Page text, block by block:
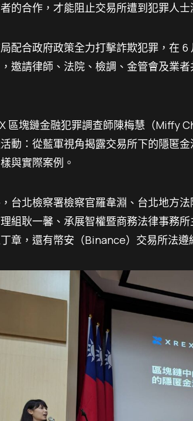
的合作，才能阻止交易所遭到犯罪人
配合政府政策全力打擊詐欺犯罪，在 6
邀請律師、法院、檢調、金管會及業
區塊鏈金融犯罪調查師陳梅慧（Miffy
動：從藍軍視角揭露交易所下的隱匿
與實際案例。
台北檢察署檢察官羅韋淵、台北地方
組耿一馨、承展智權暨商務法律事務
章，還有幣安（Binance）交易所法遵